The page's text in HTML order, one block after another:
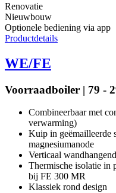
Renovatie
Nieuwbouw
Optionele bediening via app
Productdetails
WE/FE
Voorraadboiler | 79 -
Combineerbaar met
verwarming)
Kuip in geëmailleerde
magnesiumanode
Verticaal
Thermische isolatie in
bij FE 300 MR
Klassiek rond design